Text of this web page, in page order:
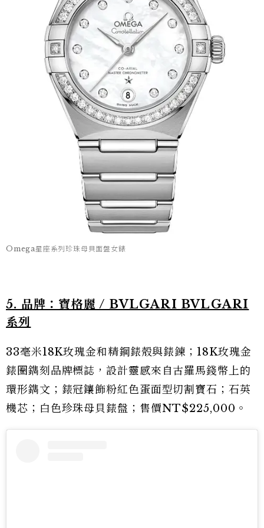
Omega星座系列珍珠母貝面盤女錶
5. 品牌：寶格麗 / BVLGARI BVLGARI
系列
33毫米18K玫瑰金和精鋼錶殼與錶鍊；18K玫瑰金
錶圈鐫刻品牌標誌，設計靈感來自古羅馬錢幣上的
環形鐫文；錶冠鑲飾粉紅色蛋面型切割寶石；石英
機芯；白色珍珠母貝錶盤；售價NT$225,000。